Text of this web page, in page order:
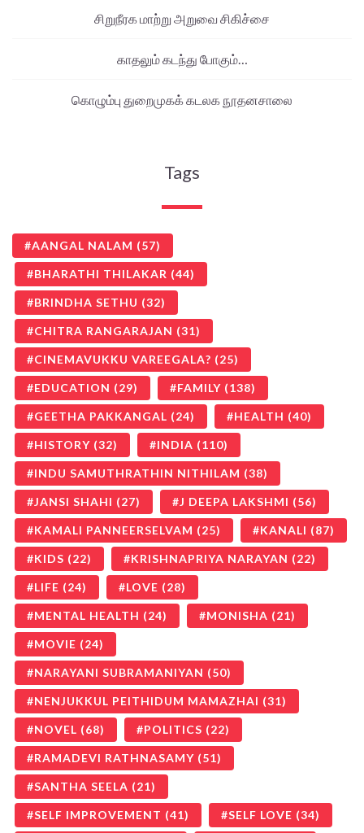
சிறுநீரக மாற்று அறுவை சிகிச்சை
காதலும் கடந்து போகும்…
கொழும்பு துறைமுகக் கடலக நூதனசாலை
Tags
AANGAL NALAM (57)
BHARATHI THILAKAR (44)
BRINDHA SETHU (32)
CHITRA RANGARAJAN (31)
CINEMAVUKKU VAREEGALA? (25)
EDUCATION (29) FAMILY (138)
GEETHA PAKKANGAL (24) HEALTH (40)
HISTORY (32) INDIA (110)
INDU SAMUTHRATHIN NITHILAM (38)
JANSI SHAHI (27) J DEEPA LAKSHMI (56)
KAMALI PANNEERSELVAM (25) KANALI (87)
KIDS (22) KRISHNAPRIYA NARAYAN (22)
LIFE (24) LOVE (28)
MENTAL HEALTH (24) MONISHA (21)
MOVIE (24)
NARAYANI SUBRAMANIYAN (50)
NENJUKKUL PEITHIDUM MAMAZHAI (31)
NOVEL (68) POLITICS (22)
RAMADEVI RATHNASAMY (51)
SANTHA SEELA (21)
SELF IMPROVEMENT (41) SELF LOVE (34)